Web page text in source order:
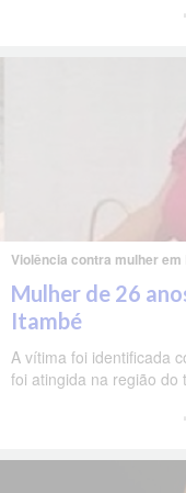
Violência contra mulher em
Mulher de 26
Itambé
A vítima foi identificada
foi atingida na região do